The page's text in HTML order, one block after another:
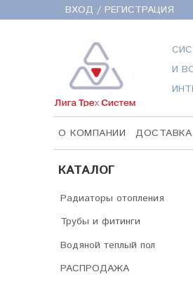
ВХОД / РЕГИСТРАЦИЯ
И
О КОМПАНИИ
КАТАЛОГ
Радиаторы отопления
Трубы и фитинги
Водяной теплый пол
РАСПРОДАЖА